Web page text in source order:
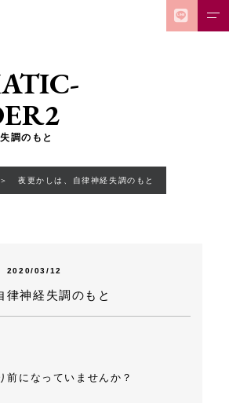
調のもと
夜更かしは、自律神経失調のもと
2020/03/12
律神経失調のもと
前になっていませんか？